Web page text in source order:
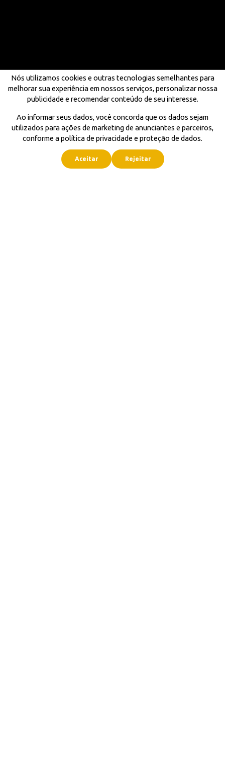
Nós utilizamos cookies e outras tecnologias semelhantes para
melhorar sua experiência em nossos serviços, personalizar nossa
publicidade e recomendar conteúdo de seu interesse.
Ao informar seus dados, você concorda que os dados sejam
utilizados para ações de marketing de anunciantes e parceiros,
conforme a política de privacidade e proteção de dados.
Aceitar Rejeitar